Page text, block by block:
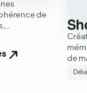
de
définis
de